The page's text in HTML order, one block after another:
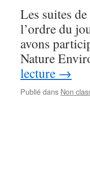
Les suites
l’ordre du
avons
Nature
lecture →
Publié dans Non